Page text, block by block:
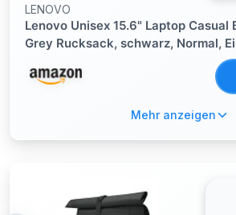
LENOVO
Lenovo Unisex 15.6" Laptop Casual
Grey Rucksack, schwarz, Normal,
Mehr anzeigen